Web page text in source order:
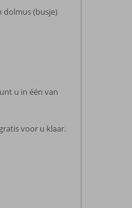
dolmus (busje)
u in één van
voor u klaar.